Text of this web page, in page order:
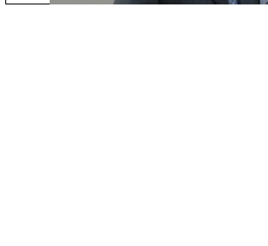
Следваща новина